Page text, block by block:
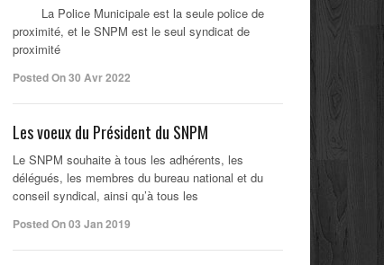
La Police Municipale est la seule police de
proximité, et le SNPM est le seul syndicat de
proximité
Posted On 30 Avr 2022
Les voeux du Président du SNPM
Le SNPM souhaite à tous les adhérents, les
délégués, les membres du bureau national et du
conseil syndical, ainsi qu’à tous les
Posted On 03 Jan 2019